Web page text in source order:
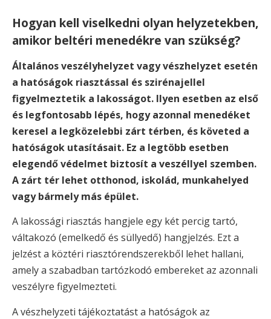
Hogyan kell viselkedni olyan helyzetekben,
amikor beltéri menedékre van szükség?
Általános veszélyhelyzet vagy vészhelyzet esetén
a hatóságok riasztással és szirénajellel
figyelmeztetik a lakosságot. Ilyen esetben az első
és legfontosabb lépés, hogy azonnal menedéket
keresel a legközelebbi zárt térben, és követed a
hatóságok utasításait. Ez a legtöbb esetben
elegendő védelmet biztosít a veszéllyel szemben.
A zárt tér lehet otthonod, iskolád, munkahelyed
vagy bármely más épület.
A lakossági riasztás hangjele egy két percig tartó,
váltakozó (emelkedő és süllyedő) hangjelzés. Ezt a
jelzést a köztéri riasztórendszerekből lehet hallani,
amely a szabadban tartózkodó embereket az azonnali
veszélyre figyelmezteti.
A vészhelyzeti tájékoztatást a hatóságok az